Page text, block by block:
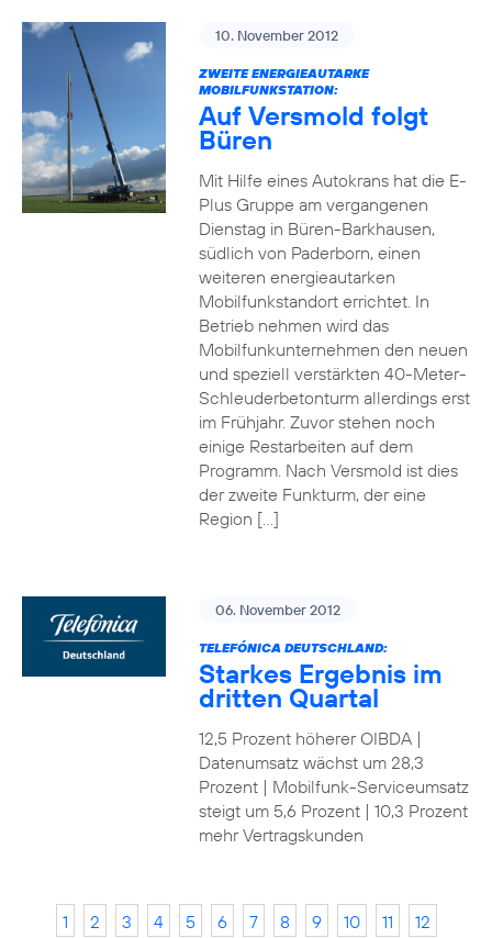
10. November 2012
ZWEITE ENERGIEAUTARKE
MOBILFUNKSTATION:
Auf Versmold folgt
Büren
Mit Hilfe eines Autokrans hat die E-
Plus Gruppe am vergangenen
Dienstag in Büren-Barkhausen,
südlich von Paderborn, einen
weiteren energieautarken
Mobilfunkstandort errichtet. In
Betrieb nehmen wird das
Mobilfunkunternehmen den neuen
und speziell verstärkten 40-Meter-
Schleuderbetonturm allerdings erst
im Frühjahr. Zuvor stehen noch
einige Restarbeiten auf dem
Programm. Nach Versmold ist dies
der zweite Funkturm, der eine
Region […]
06. November 2012
TELEFÓNICA DEUTSCHLAND:
Starkes Ergebnis im
dritten Quartal
12,5 Prozent höherer OIBDA |
Datenumsatz wächst um 28,3
Prozent | Mobilfunk-Serviceumsatz
steigt um 5,6 Prozent | 10,3 Prozent
mehr Vertragskunden
1 2 3 4 5 6 7 8 9 10 11
12